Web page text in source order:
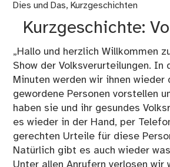
Dies und Das, Kurzgeschichten
Kurzgeschichte:
„Hallo und herzlich Willkommen
Show der Volksverurteilungen. In
Minuten werden wir ihnen
gewordene Personen vorstellen
haben sie und ihr gesundes
es wieder in der Hand, per
gerechten Urteile für diese
Natürlich gibt es auch wieder
Unter allen Anrufern verlosen wir